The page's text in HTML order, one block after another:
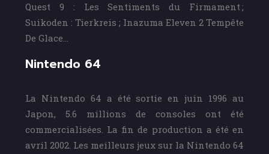
Quest 9 : Les Sentiments du Firmament ;
Suikoden : Tierkreis ; Inazuma Eleven 2 Tempête
De Glace…
Nintendo 64
La Nintendo 64 a été sortie en juin 1996 au
Japon, 5.6 millions de consoles ont été
commercialisées. La fin de production a été en
avril 2002. Les meilleurs jeux sur la Nintendo 64